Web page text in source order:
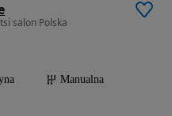
salon Polska
Manualna